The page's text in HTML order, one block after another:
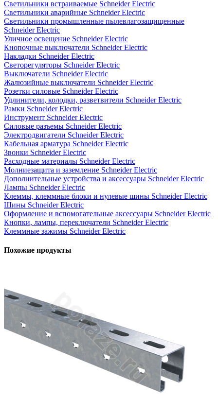
Светильники встраиваемые Schneider Electric
Светильники аварийные Schneider Electric
Светильники промышленные пылевлагозащищенные
Schneider Electric
Уличное освещение Schneider Electric
Кнопочные выключатели Schneider Electric
Накладки Schneider Electric
Светорегуляторы Schneider Electric
Выключатели Schneider Electric
Жалюзийные выключатели Schneider Electric
Розетки силовые Schneider Electric
Удлинители, колодки, разветвители Schneider Electric
Рамки Schneider Electric
Инструмент Schneider Electric
Силовые разъемы Schneider Electric
Электродвигатели Schneider Electric
Кабельная арматура Schneider Electric
Звонки Schneider Electric
Расходные материалы Schneider Electric
Молниезащита и заземление Schneider Electric
Дополнительные устройства и аксессуары Schneider Electric
Лампы Schneider Electric
Клеммы, клеммные блоки и нулевые шины Schneider Electric
Шины Schneider Electric
Оформление и вспомогательные аксессуары Schneider Electric
Кнопки, лампы, переключатели Schneider Electric
Клеммные зажимы Schneider Electric
Похожие продукты